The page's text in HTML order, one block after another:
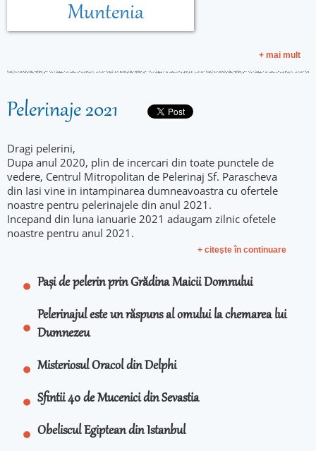
Muntenia
+ mai mult
Pelerinaje 2021
Dragi pelerini,
Dupa anul 2020, plin de incercari din toate punctele de
vedere, Centrul Mitropolitan de Pelerinaj Sf. Parascheva
din Iasi vine in intampinarea dumneavoastra cu ofertele
noastre pentru pelerinajele din anul 2021.
Incepand din luna ianuarie 2021 adaugam zilnic ofetele
noastre pentru anul 2021.
+ citeşte în continuare
Pași de pelerin prin Grădina Maicii Domnului
Pelerinajul este un răspuns al omului la chemarea lui
Dumnezeu
Misteriosul Oracol din Delphi
Sfintii 40 de Mucenici din Sevastia
Obeliscul Egiptean din Istanbul